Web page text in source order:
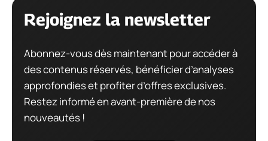
Rejoignez la newsletter
Abonnez-vous dès maintenant pour accéder à
des contenus réservés, bénéficier d’analyses
approfondies et profiter d’offres exclusives.
Restez informé en avant-première de nos
nouveautés !